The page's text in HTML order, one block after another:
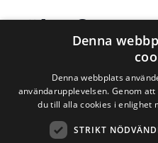
Sök efter en
snöröjning
städer
Denna
Denna webbplats
användarupplevelsen. Genom
du till alla cookies i enlighet
STRIKT